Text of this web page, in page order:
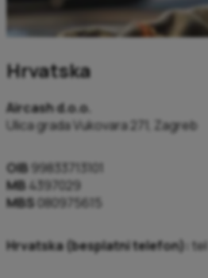
Hrvatska
Aircash d.o.o.
Ulica grada Vukovara 271, Zagreb
OIB 99833713101
MB4397029
MBS 080975615
Hrvatska (besplatni telefon): tel: